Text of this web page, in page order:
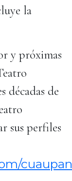
la
y próximas
décadas de
sus perfiles